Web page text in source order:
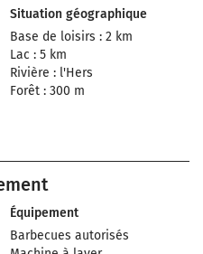
Situation géographique
Base de loisirs : 2 km
Lac : 5 km
Rivière : l'Hers
Forêt : 300 m
Équipement
Barbecues autorisés